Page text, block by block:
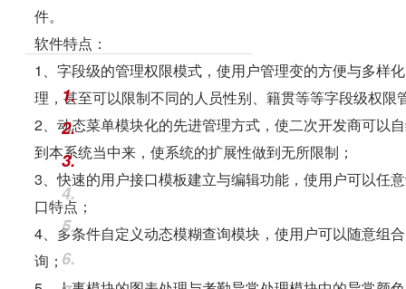
件。
软件特点：
1、字段级的管理权限模式，使用户管理变的方便与多样
理，甚至可以限制不同的人员性别、籍贯等等字段级权
2、动态菜单模块化的先进管理方式，使二次开发商可以
到本系统当中来，使系统的扩展性做到无所限制；
3、快速的用户接口模板建立与编辑功能，使用户可以任
口特点；
4、多条件自定义动态模糊查询模块，使用户可以随意组
询；
1.
2.
3.
4.
5.
6.